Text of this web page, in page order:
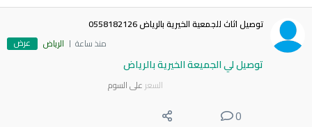
توصيل اثاث للجمعية الخيرية بالرياض 0558182126
منذ ساعة
الرياض عرض
توصيل لي الجميعة الخيرية بالرياض
السعر على السوم
0